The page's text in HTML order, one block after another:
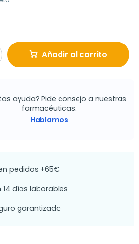
Añadir al carrito
ayuda? Pide consejo a nuestras
farmacéuticas.
Hablamos
pedidos +65€
14 días laborables
garantizado